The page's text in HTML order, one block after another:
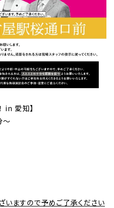
in 愛知】
～
ますので予めご了承ください